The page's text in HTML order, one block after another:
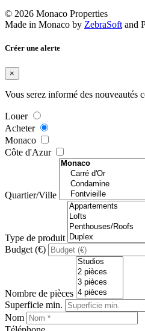
© 2026 Monaco Properties
Made in Monaco by ZebraSoft and
Créer une alerte
×
Vous serez informé des nouveautés
Louer
Acheter
Monaco
Côte d'Azur
Quartier/Ville
Type de produit
Budget (€)
Nombre de pièces
Superficie min.
Nom